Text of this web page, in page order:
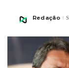
Posted
Redação